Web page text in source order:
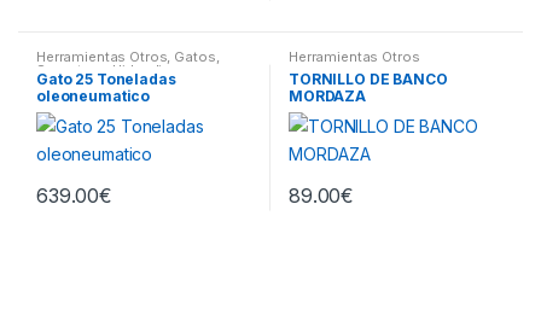
Herramientas Otros, Gatos,
Soportes y Hidraulica
Gato 25 Toneladas
oleoneumatico
639.00€
Herramientas Otros
TORNILLO DE BANCO
MORDAZA
89.00€